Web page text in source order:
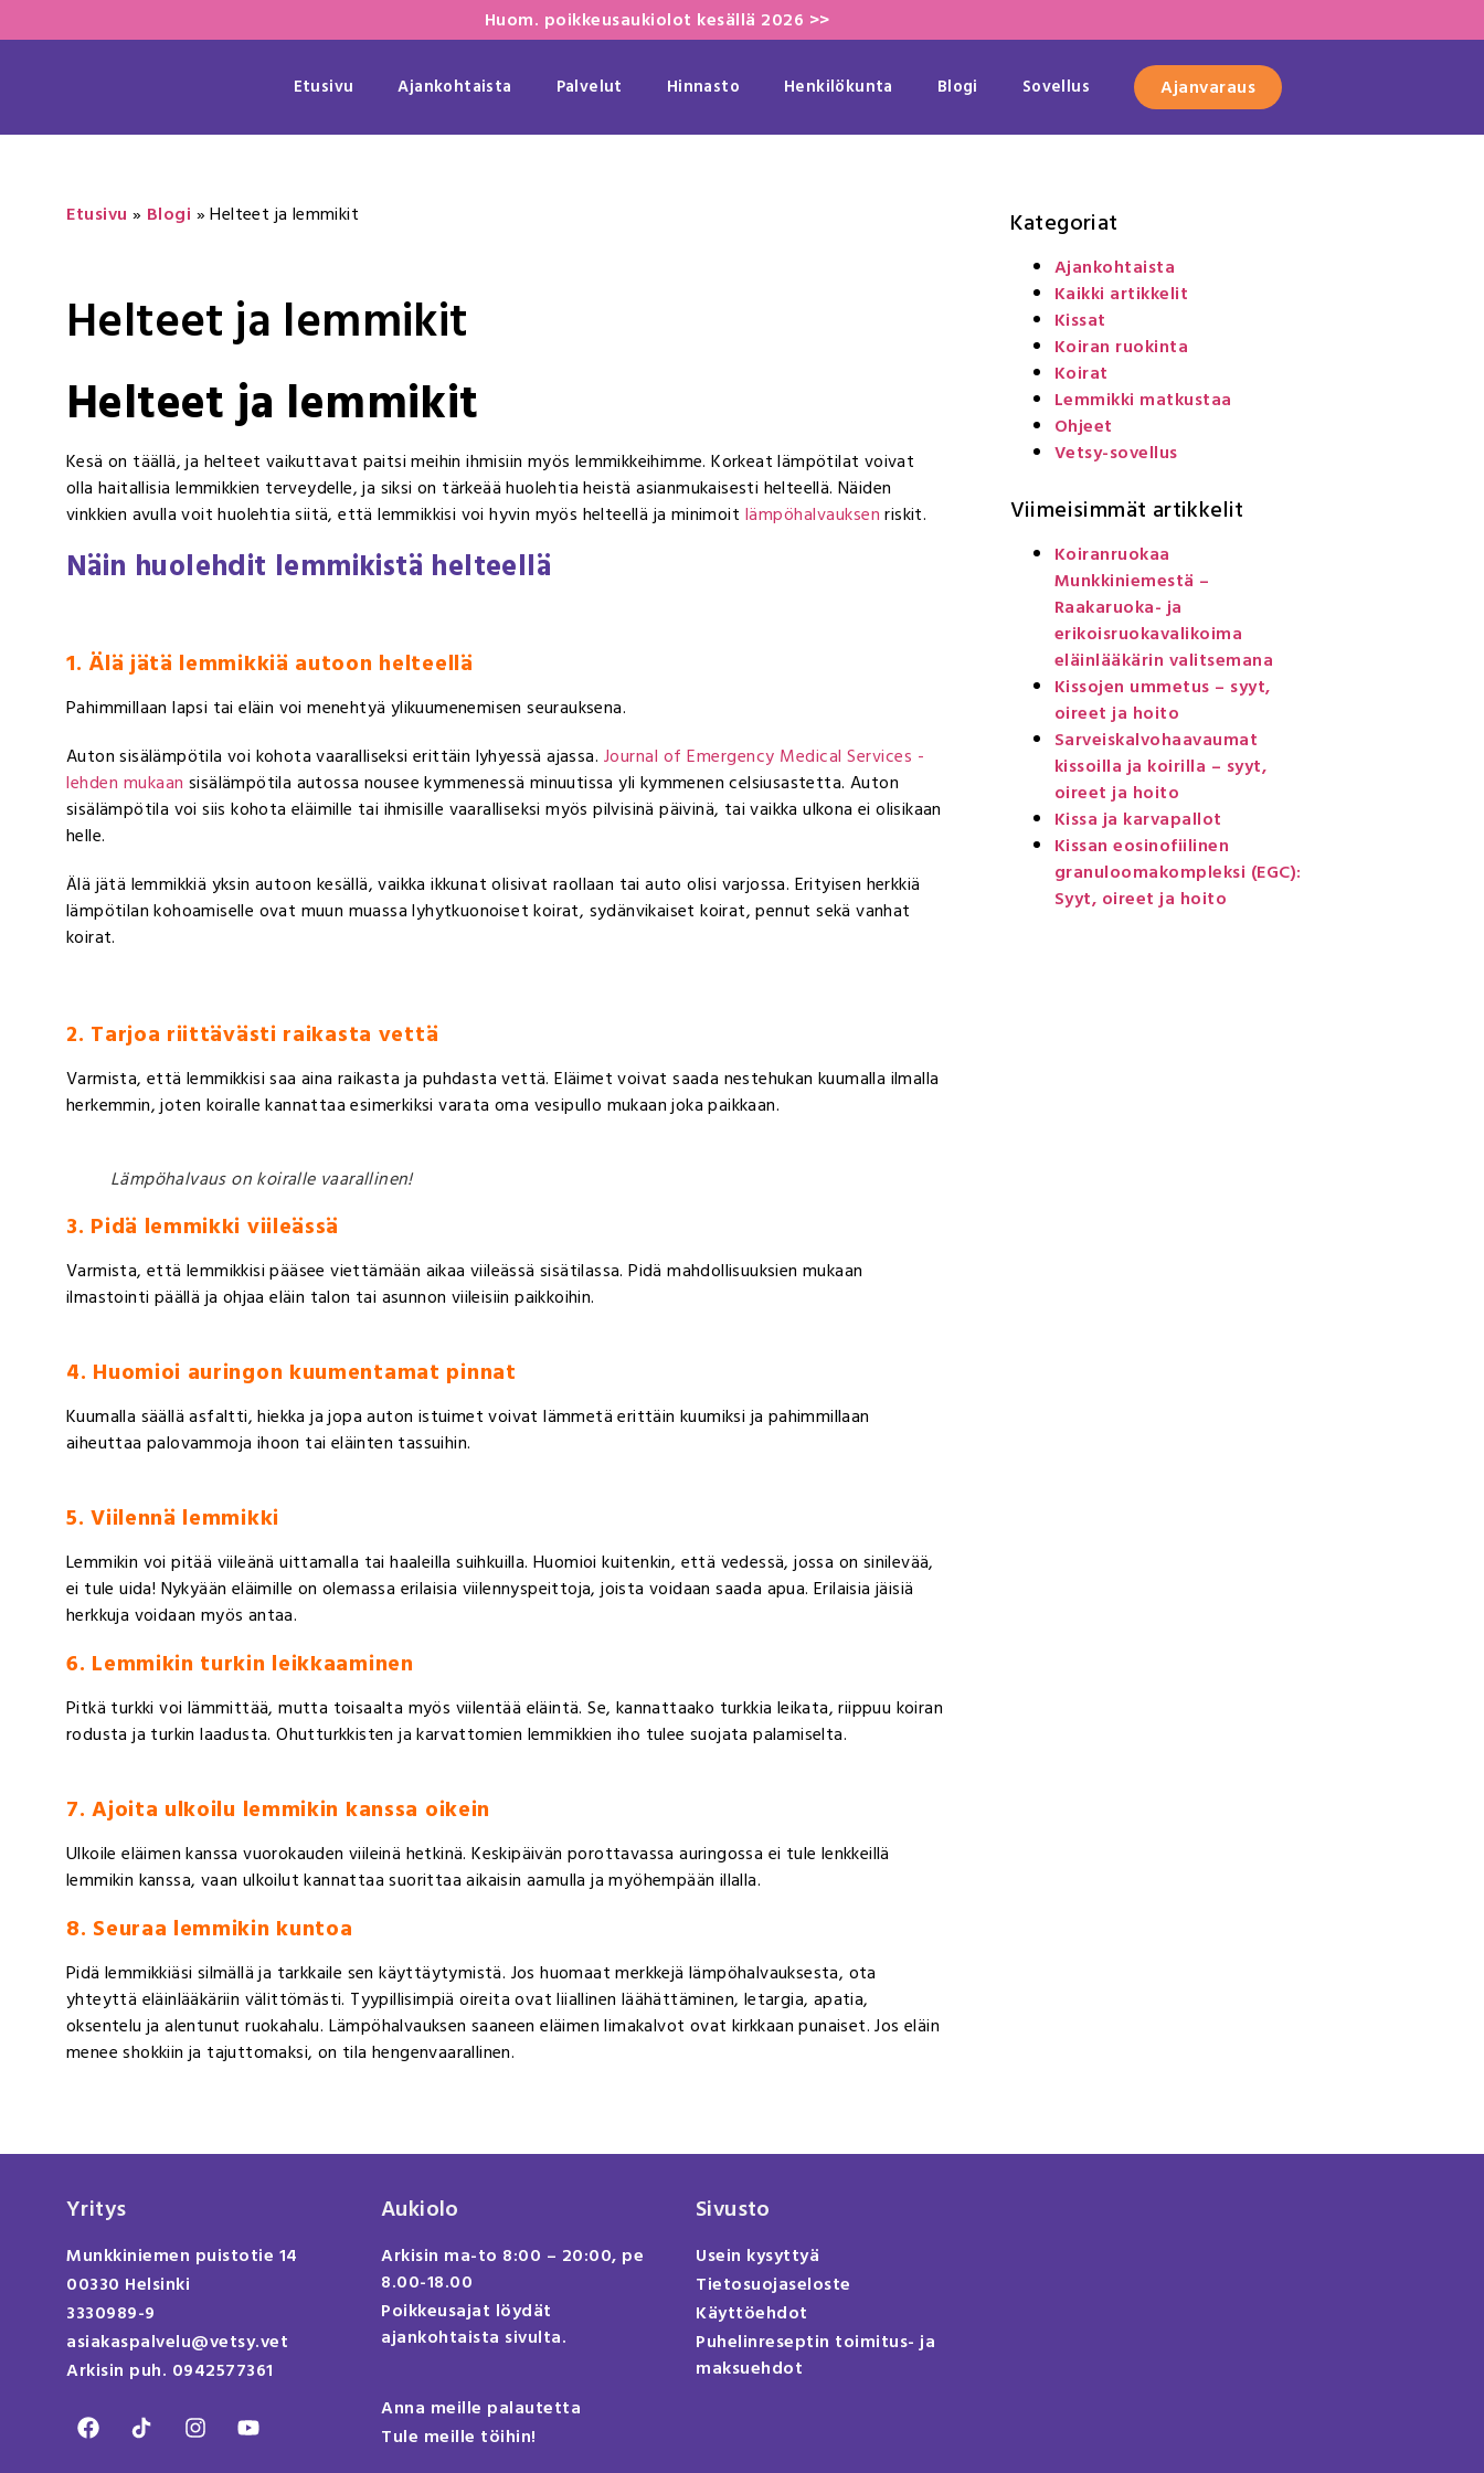
Huom. poikkeusaukiolot kesällä 2026 >>
Etusivu Ajankohtaista Palvelut Hinnasto Henkilökunta Blogi Sovellus Ajanvaraus
Etusivu » Blogi »Helteet ja lemmikit
Helteet ja lemmikit
Helteet ja lemmikit
Kesä on täällä, ja helteet vaikuttavat paitsi meihin ihmisiin myös lemmikkeihimme. Korkeat lämpötilat voivat
olla haitallisia lemmikkien terveydelle, ja siksi on tärkeää huolehtia heistä asianmukaisesti helteellä. Näiden
vinkkien avulla voit huolehtia siitä, että lemmikkisi voi hyvin myös helteellä ja minimoit lämpöhalvauksen riskit.
Näin huolehdit lemmikistä helteellä
1. Älä jätä lemmikkiä autoon helteellä
Pahimmillaan lapsi tai eläin voi menehtyä ylikuumenemisen seurauksena.
Auton sisälämpötila voi kohota vaaralliseksi erittäin lyhyessä ajassa. Journal of Emergency Medical Services -
lehden mukaan sisälämpötila autossa nousee kymmenessä minuutissa yli kymmenen celsiusastetta. Auton
sisälämpötila voi siis kohota eläimille tai ihmisille vaaralliseksi myös pilvisinä päivinä, tai vaikka ulkona ei olisikaan
helle.
Älä jätä lemmikkiä yksin autoon kesällä, vaikka ikkunat olisivat raollaan tai auto olisi varjossa. Erityisen herkkiä
lämpötilan kohoamiselle ovat muun muassa lyhytkuonoiset koirat, sydänvikaiset koirat, pennut sekä vanhat
koirat.
2. Tarjoa riittävästi raikasta vettä
Varmista, että lemmikkisi saa aina raikasta ja puhdasta vettä. Eläimet voivat saada nestehukan kuumalla ilmalla
herkemmin, joten koiralle kannattaa esimerkiksi varata oma vesipullo mukaan joka paikkaan.
Lämpöhalvaus on koiralle vaarallinen!
3. Pidä lemmikki viileässä
Varmista, että lemmikkisi pääsee viettämään aikaa viileässä sisätilassa. Pidä mahdollisuuksien mukaan
ilmastointi päällä ja ohjaa eläin talon tai asunnon viileisiin paikkoihin.
4. Huomioi auringon kuumentamat pinnat
Kuumalla säällä asfaltti, hiekka ja jopa auton istuimet voivat lämmetä erittäin kuumiksi ja pahimmillaan
aiheuttaa palovammoja ihoon tai eläinten tassuihin.
5. Viilennä lemmikki
Lemmikin voi pitää viileänä uittamalla tai haaleilla suihkuilla. Huomioi kuitenkin, että vedessä, jossa on sinilevää,
ei tule uida! Nykyään eläimille on olemassa erilaisia viilennyspeittoja, joista voidaan saada apua. Erilaisia jäisiä
herkkuja voidaan myös antaa.
6. Lemmikin turkin leikkaaminen
Pitkä turkki voi lämmittää, mutta toisaalta myös viilentää eläintä. Se, kannattaako turkkia leikata, riippuu koiran
rodusta ja turkin laadusta. Ohutturkkisten ja karvattomien lemmikkien iho tulee suojata palamiselta.
7. Ajoita ulkoilu lemmikin kanssa oikein
Ulkoile eläimen kanssa vuorokauden viileinä hetkinä. Keskipäivän porottavassa auringossa ei tule lenkkeillä
lemmikin kanssa, vaan ulkoilut kannattaa suorittaa aikaisin aamulla ja myöhempään illalla.
8. Seuraa lemmikin kuntoa
Pidä lemmikkiäsi silmällä ja tarkkaile sen käyttäytymistä. Jos huomaat merkkejä lämpöhalvauksesta, ota
yhteyttä eläinlääkäriin välittömästi. Tyypillisimpiä oireita ovat liiallinen läähättäminen, letargia, apatia,
oksentelu ja alentunut ruokahalu. Lämpöhalvauksen saaneen eläimen limakalvot ovat kirkkaan punaiset. Jos eläin
menee shokkiin ja tajuttomaksi, on tila hengenvaarallinen.
Kategoriat
Ajankohtaista
Kaikki artikkelit
Kissat
Koiran ruokinta
Koirat
Lemmikki matkustaa
Ohjeet
Vetsy-sovellus
Viimeisimmät artikkelit
Koiranruokaa
Munkkiniemestä –
Raakaruoka- ja
erikoisruokavalikoima
eläinlääkärin valitsemana
Kissojen ummetus – syyt,
oireet ja hoito
Sarveiskalvohaavaumat
kissoilla ja koirilla – syyt,
oireet ja hoito
Kissa ja karvapallot
Kissan eosinofiilinen
granuloomakompleksi (EGC):
Syyt, oireet ja hoito
Yritys
Munkkiniemen puistotie 14
00330 Helsinki
3330989-9
asiakaspalvelu@vetsy.vet
Arkisin puh. 0942577361
Aukiolo
Arkisin ma-to 8:00 – 20:00, pe
8.00-18.00
Poikkeusajat löydät
ajankohtaista sivulta.
Anna meille palautetta
Tule meille töihin!
Sivusto
Usein kysyttyä
Tietosuojaseloste
Käyttöehdot
Puhelinreseptin toimitus- ja
maksuehdot